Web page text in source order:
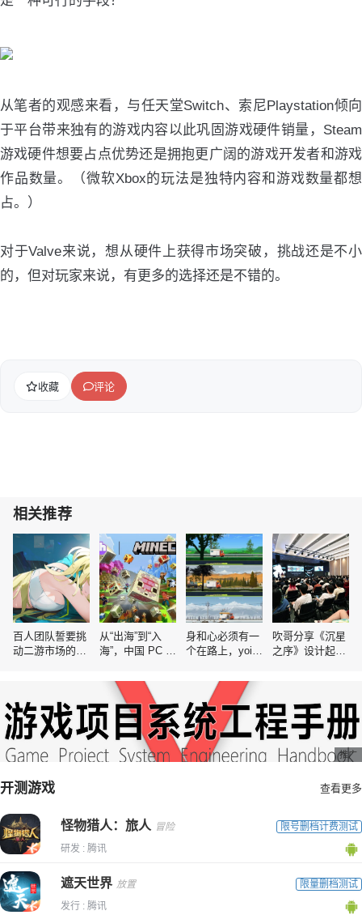
从笔者的观感来看，与任天堂Switch、索尼Playstation倾向
于平台带来独有的游戏内容以此巩固游戏硬件销量，Steam
游戏硬件想要占点优势还是拥抱更广阔的游戏开发者和游戏
作品数量。（微软Xbox的玩法是独特内容和游戏数量都想
占。）
对于Valve来说，想从硬件上获得市场突破，挑战还是不小
的，但对玩家来说，有更多的选择还是不错的。
收藏 评论
相关推荐
百人团队誓要挑
动二游市场的空
从“出海”到“入
海”，中国 PC 与
过一道坎
身和心必须有一
个在路上，yoi分
游戏创作历程
吹哥分享《沉星
之序》设计起
推广
开测游戏 查看更多
怪物猎人：旅人 冒险
限号删档计费测试
研发 : 腾讯
遮天世界 放置
限量删档测试
发行 : 腾讯